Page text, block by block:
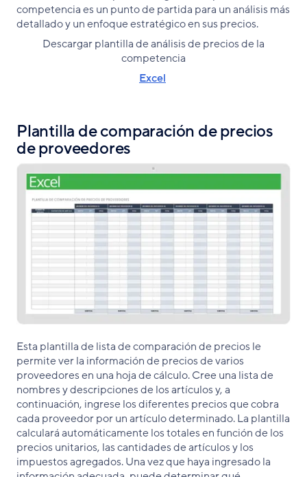
competencia es un punto de partida para un análisis más
detallado y un enfoque estratégico en sus precios.
Descargar plantilla de análisis de precios de la
competencia
Excel
Plantilla de comparación de precios
de proveedores
Esta plantilla de lista de comparación de precios le
permite ver la información de precios de varios
proveedores en una hoja de cálculo. Cree una lista de
nombres y descripciones de los artículos y, a
continuación, ingrese los diferentes precios que cobra
cada proveedor por un artículo determinado. La plantilla
calculará automáticamente los totales en función de los
precios unitarios, las cantidades de artículos y los
impuestos agregados. Una vez que haya ingresado la